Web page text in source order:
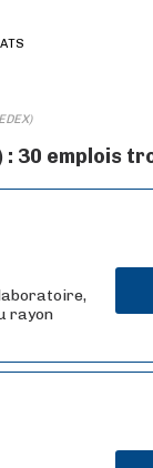
: 30 emplois
rayon